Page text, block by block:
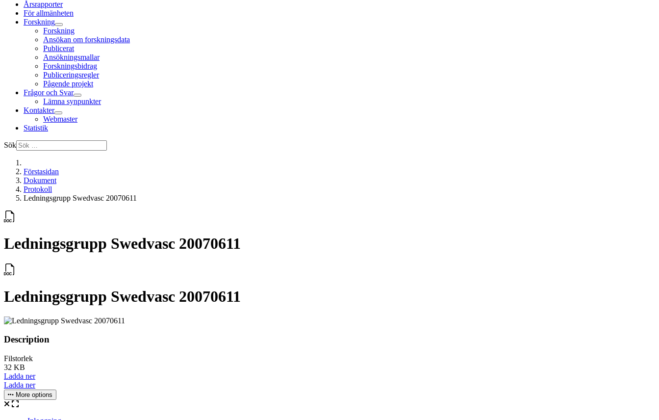
Årsrapporter
För allmänheten
Forskning
Forskning
Ansökan om forskningsdata
Publicerat
Ansökningsmallar
Forskningsbidrag
Publiceringsregler
Pågende projekt
Frågor och Svar
Lämna synpunkter
Kontakter
Webmaster
Statistik
Sök
Förstasidan
Dokument
Protokoll
Ledningsgrupp Swedvasc 20070611
Ledningsgrupp Swedvasc 20070611
Ledningsgrupp Swedvasc 20070611
Description
Filstorlek
32 KB
Ladda ner
Ladda ner
More options